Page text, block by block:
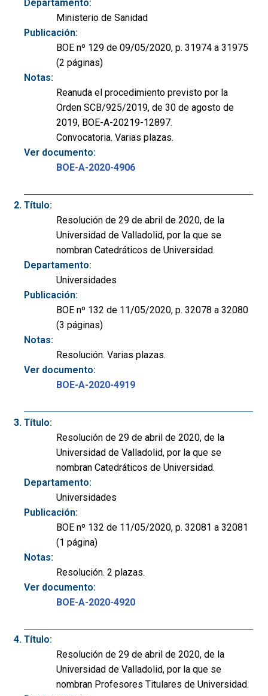
Departamento:
Ministerio de Sanidad
Publicación:
BOE nº 129 de 09/05/2020, p. 31974 a 31975
(2 páginas)
Notas:
Reanuda el procedimiento previsto por la
Orden SCB/925/2019, de 30 de agosto de
2019, BOE-A-20219-12897.
Convocatoria. Varias plazas.
Ver documento:
BOE-A-2020-4906
Título:
Resolución de 29 de abril de 2020, de la
Universidad de Valladolid, por la que se
nombran Catedráticos de Universidad.
Departamento:
Universidades
Publicación:
BOE nº 132 de 11/05/2020, p. 32078 a 32080
(3 páginas)
Notas:
Resolución. Varias plazas.
Ver documento:
BOE-A-2020-4919
Título:
Resolución de 29 de abril de 2020, de la
Universidad de Valladolid, por la que se
nombran Catedráticos de Universidad.
Departamento:
Universidades
Publicación:
BOE nº 132 de 11/05/2020, p. 32081 a 32081
(1 página)
Notas:
Resolución. 2 plazas.
Ver documento:
BOE-A-2020-4920
Título:
Resolución de 29 de abril de 2020, de la
Universidad de Valladolid, por la que se
nombran Profesores Titulares de Universidad.